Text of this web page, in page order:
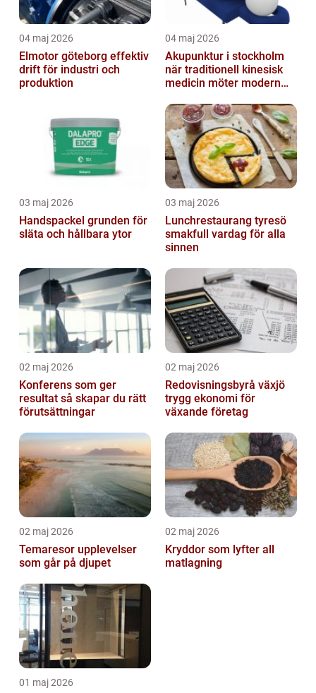
04 maj 2026
Elmotor göteborg effektiv
drift för industri och
produktion
04 maj 2026
Akupunktur i stockholm
när traditionell kinesisk
medicin möter modern
03 maj 2026
Handspackel grunden för
släta och hållbara ytor
03 maj 2026
Lunchrestaurang tyresö
smakfull vardag för alla
sinnen
02 maj 2026
Konferens som ger
resultat så skapar du rätt
förutsättningar
02 maj 2026
Redovisningsbyrå växjö
trygg ekonomi för
växande företag
02 maj 2026
Temaresor upplevelser
som går på djupet
02 maj 2026
Kryddor som lyfter all
matlagning
01 maj 2026